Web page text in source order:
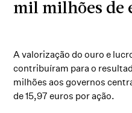
mil milhões de
A valorização do ouro e
contribuíram para o
milhões aos governos
de 15,97 euros por ação.